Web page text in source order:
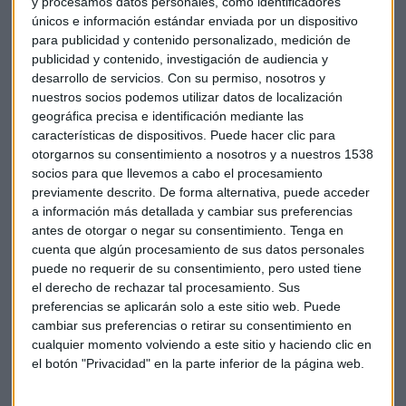
únicos e información estándar enviada por un dispositivo
para publicidad y contenido personalizado, medición de
publicidad y contenido, investigación de audiencia y
desarrollo de servicios. Con su permiso, nosotros y
nuestros socios podemos utilizar datos de localización
geográfica precisa e identificación mediante las
características de dispositivos. Puede hacer clic para
otorgarnos su consentimiento a nosotros y a nuestros 1538
socios para que llevemos a cabo el procesamiento
previamente descrito. De forma alternativa, puede acceder
a información más detallada y cambiar sus preferencias
antes de otorgar o negar su consentimiento. Tenga en
cuenta que algún procesamiento de sus datos personales
puede no requerir de su consentimiento, pero usted tiene
el derecho de rechazar tal procesamiento. Sus
preferencias se aplicarán solo a este sitio web. Puede
cambiar sus preferencias o retirar su consentimiento en
cualquier momento volviendo a este sitio y haciendo clic en
el botón "Privacidad" en la parte inferior de la página web.
Además, se esperan consecuencias en la cadena de
suministros. El investigador de la Oficina de Estadísticas
Laborales de EEUU, Steven Crestol, asegura que si bien
Boeing ha dicho que no se producirán despidos en su
empresa,se podría registrar una pérdida de puestos de
trabajo en las empresas proveedoras de materiales
servicios que dependen directamente de la compañía. Y es
que estas empresas, al ser más pequeñas, tienen un margen
de maniobra menor que el gigante aéreo.